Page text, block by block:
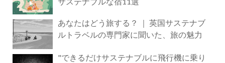
あなたはどう旅する？ ｜ 英国サステナブ
ルトラベルの専門家に聞いた、旅の魅力
"できるだけサステナブルに飛行機に乗り